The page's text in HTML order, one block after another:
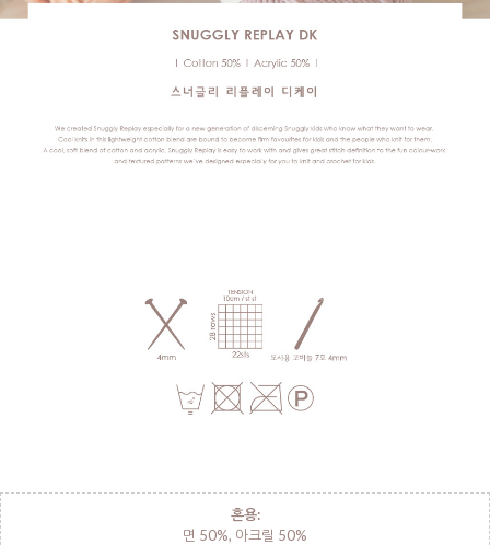
혼용:
면 50%, 아크릴 50%